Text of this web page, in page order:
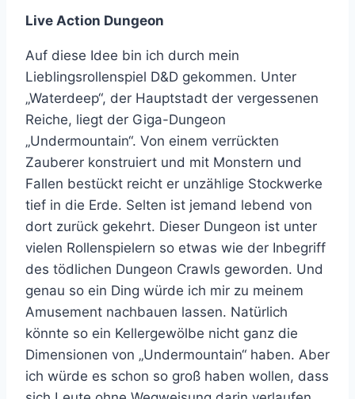
Live Action Dungeon
Auf diese Idee bin ich durch mein
Lieblingsrollenspiel D&D gekommen. Unter
„Waterdeep“, der Hauptstadt der vergessenen
Reiche, liegt der Giga-Dungeon
„Undermountain“. Von einem verrückten
Zauberer konstruiert und mit Monstern und
Fallen bestückt reicht er unzählige Stockwerke
tief in die Erde. Selten ist jemand lebend von
dort zurück gekehrt. Dieser Dungeon ist unter
vielen Rollenspielern so etwas wie der Inbegriff
des tödlichen Dungeon Crawls geworden. Und
genau so ein Ding würde ich mir zu meinem
Amusement nachbauen lassen. Natürlich
könnte so ein Kellergewölbe nicht ganz die
Dimensionen von „Undermountain“ haben. Aber
ich würde es schon so groß haben wollen, dass